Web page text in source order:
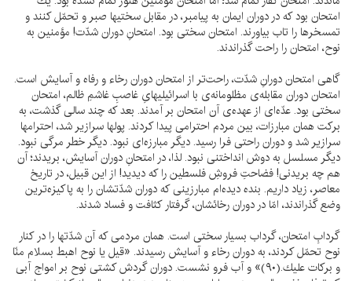
امتحان بود كه در دوران ايمان به پيامبر، در مقابل سختيها صبر و تحمّل كنند و
تمسخرها را تاب بياورند. امتحان سختى بود. امتحانِ دوران شدّت! مؤمنين به
نوح، امتحان را راحت گذراندند.
گاهى امتحان دورانِ شدّت، راحت‌تر از امتحان دوران رخاء و رفاه و آسايش است.
امتحان دوران مقابله‌ى مظلومانه‌ى با اسرائيليهاىِ غاصبِ غاشمِ ظالم، امتحان
سختى بود. عدّه‌اى از عهده‌ى آن امتحان بر آمدند. بعد كه چند سالى گذشت، به
بركت همان مبارزات، بين مردم احترامى پيدا كردند. پولها سرازير شد، احترامها
سرازير شد و دوران راحتى فرا رسيد. ديگر مبارزه‌اى نبود. ديگر خطر مرگى نبود.
ديگر مسلسل به دوش انداختنى نبود. لذا، در امتحانِ دوران آسايش، بريدند؛ آن
هم چه بريدنى! فضاحتِ فروشِ فلسطين را كه ديديد! از اين قبيل، در تاريخ
معاصر، زياد داريم. بنده ديده‌ام مبارزينى كه دوران شدّتشان را به پاكيزه‌ترين
وضع گذراندند، امّا در دوران رخائشان، گرفتار كثافت و فساد شدند.
گردابِ امتحان، گرداب بسيار سختى است. همان مردمى كه آن شدّتها را در كنار
نوح تحمّل كردند، به دوران رخاء و آسايش رسيدند. «قيل يا نوح اهبط بسلام منّا
و بركات عليك.(۹۰)» و آب فرو نشست. دوران گردش كشتى نوح بر امواج آبى